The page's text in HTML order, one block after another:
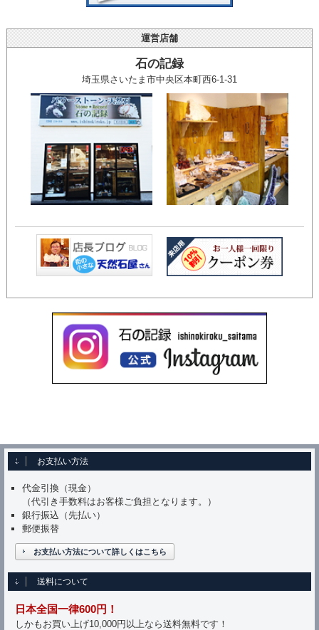
運営店舗
石の記録
埼玉県さいたま市中央区本町西6-1-31
お支払い方法
代金引換（現金）
（代引き手数料はお客様ご負担となります。）
銀行振込（先払い）
郵便振替
お支払い方法について詳しくはこちら
送料について
日本全国一律600円！
しかもお買い上げ10,000円以上なら送料無料です！